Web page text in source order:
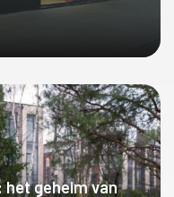
het geheim van